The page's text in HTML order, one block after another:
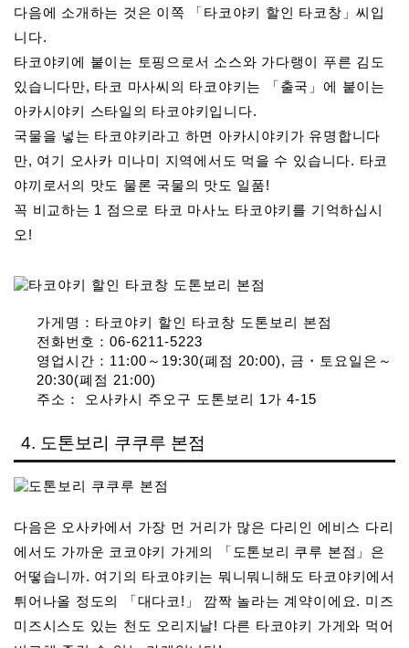
다음에 소개하는 것은 이쪽 「타코야키 할인 타코창」씨입
니다.
타코야키에 붙이는 토핑으로서 소스와 가다랭이 푸른 김도
있습니다만, 타코 마사씨의 타코야키는 「출국」에 붙이는
아카시야키 스타일의 타코야키입니다.
국물을 넣는 타코야키라고 하면 아카시야키가 유명합니다
만, 여기 오사카 미나미 지역에서도 먹을 수 있습니다. 타코
야끼로서의 맛도 물론 국물의 맛도 일품!
꼭 비교하는 1 점으로 타코 마사노 타코야키를 기억하십시
오!
가게명：타코야키 할인 타코창 도톤보리 본점
전화번호：06-6211-5223
영업시간：11:00～19:30(폐점 20:00), 금・토요일은～
20:30(폐점 21:00)
주소： 오사카시 주오구 도톤보리 1가 4-15
4. 도톤보리 쿠쿠루 본점
다음은 오사카에서 가장 먼 거리가 많은 다리인 에비스 다리
에서도 가까운 코코야키 가게의 「도톤보리 쿠루 본점」은
어떻습니까. 여기의 타코야키는 뭐니뭐니해도 타코야키에서
튀어나올 정도의 「대다코!」 깜짝 놀라는 계약이에요. 미즈
미즈시스도 있는 천도 오리지날! 다른 타코야키 가게와 먹어